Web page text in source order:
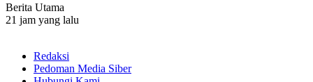
Berita Utama
21 jam yang lalu
Redaksi
Pedoman Media Siber